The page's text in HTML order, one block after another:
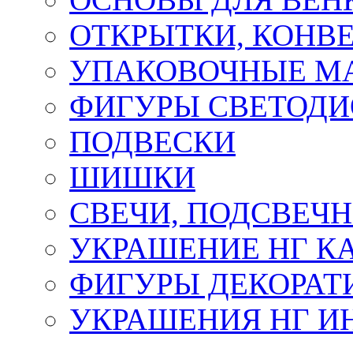
ОТКРЫТКИ,
УПАКОВОЧНЫЕ
ФИГУРЫ
ПОДВЕСКИ
ШИШКИ
СВЕЧИ,
УКРАШЕНИЕ НГ
ФИГУРЫ
УКРАШЕНИЯ НГ